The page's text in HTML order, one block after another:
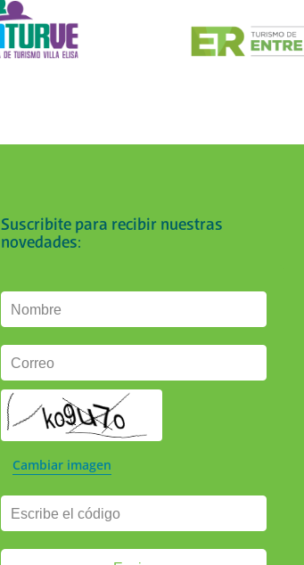
Suscribite para recibir nuestras
novedades:
Nombre
Correo
Cambiar imagen
Escribe el código